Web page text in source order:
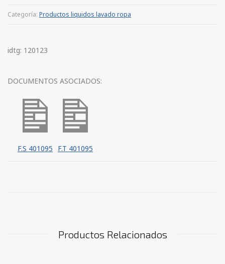
Categoría: Productos liquidos lavado ropa
idtg: 120123
DOCUMENTOS ASOCIADOS:
F.S 401095 F.T 401095
Productos Relacionados